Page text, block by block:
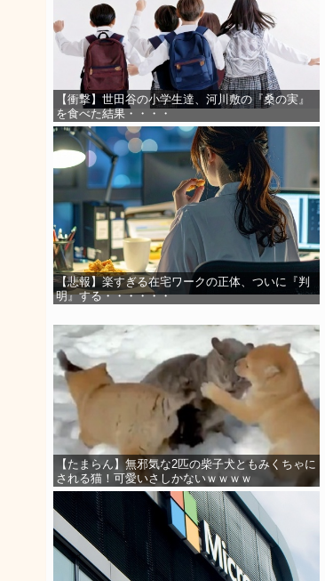
【衝撃】世田谷の小学生達、河川敷の『桑の実』
を食べた結果・・・・
【悲報】楽すぎる在宅ワークの正体、ついに『判
明』する・・・・・・
【たまらん】無邪気な2匹の柴子犬ともみくちゃに
される猫！可愛いさしかないｗｗｗｗ